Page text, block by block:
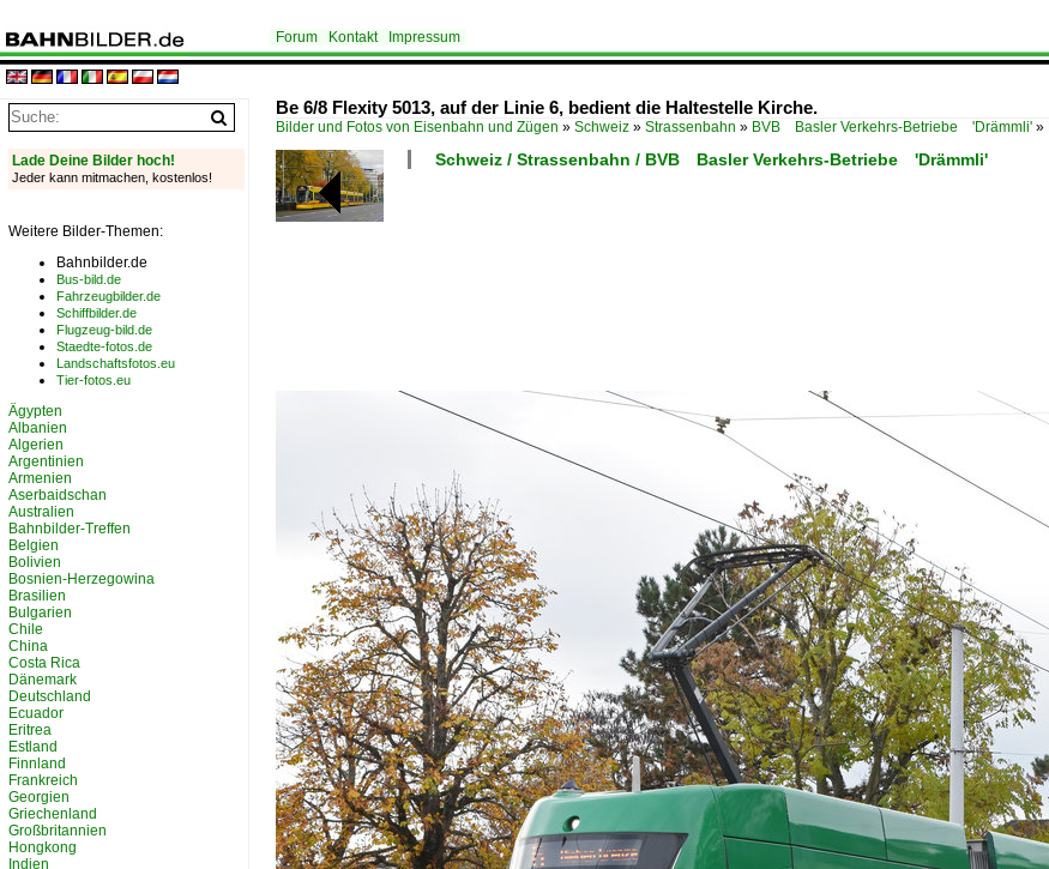
Forum Kontakt Impressum
Be 6/8 Flexity 5013, auf der Linie 6, bedient die Haltestelle Kirche.
Bilder und Fotos von Eisenbahn und Zügen » Schweiz » Strassenbahn » BVB Basler Verkehrs-Betriebe 'Drämmli' »
Schweiz / Strassenbahn / BVB Basler Verkehrs-Betriebe 'Drämmli'
Lade Deine Bilder hoch!
Jeder kann mitmachen, kostenlos!
Weitere Bilder-Themen:
Bahnbilder.de
Bus-bild.de
Fahrzeugbilder.de
Schiffbilder.de
Flugzeug-bild.de
Staedte-fotos.de
Landschaftsfotos.eu
Tier-fotos.eu
Ägypten
Albanien
Algerien
Argentinien
Armenien
Aserbaidschan
Australien
Bahnbilder-Treffen
Belgien
Bolivien
Bosnien-Herzegowina
Brasilien
Bulgarien
Chile
China
Costa Rica
Dänemark
Deutschland
Ecuador
Eritrea
Estland
Finnland
Frankreich
Georgien
Griechenland
Großbritannien
Hongkong
Indien